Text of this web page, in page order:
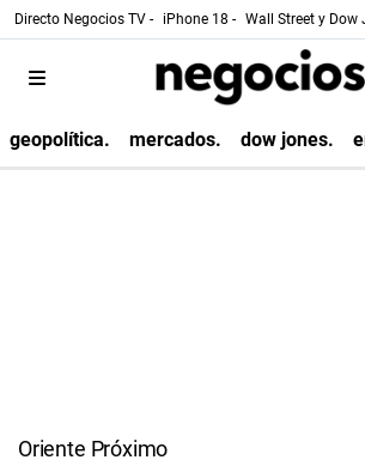
Directo Negocios TV - iPhone 18 - Wall Street y Dow
geopolítica. mercados. dow jones.
Oriente Próximo